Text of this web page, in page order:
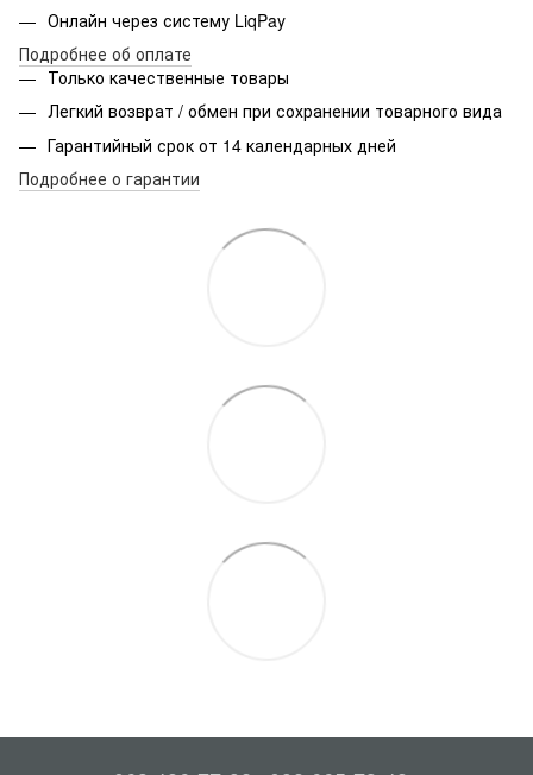
Онлайн через систему LiqPay
Подробнее об оплате
Только качественные товары
Легкий возврат / обмен при сохранении товарного вида
Гарантийный срок от 14 календарных дней
Подробнее о гарантии